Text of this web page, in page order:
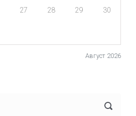
Август 2026
27 28 29 30